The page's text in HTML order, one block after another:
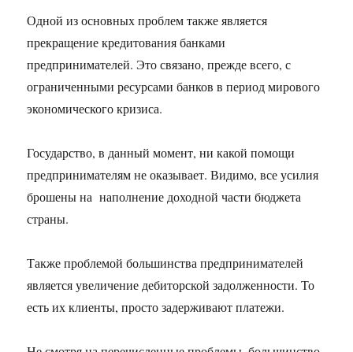
Одной из основных проблем также является
прекращение кредитования банками
предпринимателей. Это связано, прежде всего, с
ограниченными ресурсами банков в период мирового
экономического кризиса.
Государство, в данный момент, ни какой помощи
предпринимателям не оказывает. Видимо, все усилия
брошены на наполнение доходной части бюджета
страны.
Также проблемой большинства предпринимателей
является увеличение дебиторской задолженности. То
есть их клиенты, просто задерживают платежи.